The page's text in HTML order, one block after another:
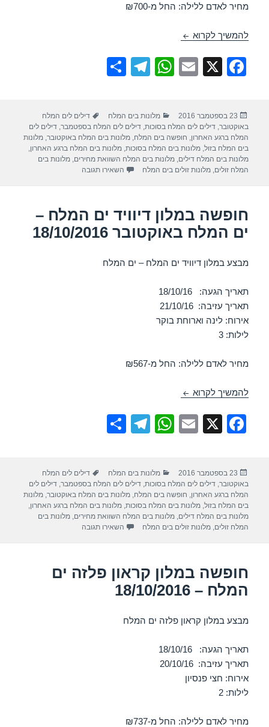
מחיר לאדם ללילה: החל מ-₪700
להמשיך לקרוא חופשה במלון דניאל – ים המלח בסוכות 18/10/2016
F
e
b
o
X
E
W
s
A
p
T
gr
a
m
e
פורסם
בתאריך
23 בספטמבר 2016 קטגוריות
מלונות בים המלח תגיות
דילים לים המלח
באוקטובר ,דילים לים המלח בסוכות ,דילים לים המלח בספטמבר ,דילים לים
המלח ברגע האחרון חופשה בים המלח ,מלונות בים המלח באוקטובר ,מלונות
בים המלח בזול ,מלונות בים המלח בסוכות ,מלונות בים המלח ברגע האחרון
מלונות בים המלח דילים ,מלונות בים המלח השוואת מחירים ,מלונות בים
המלח זולים ,מלונות זולים בים המלח השאירו תגובה
חופשה במלון דיוויד ים המלח –
ים המלח באוקטובר 18/10/2016
מבצע במלון דיוויד ים המלח – ים המלח
תאריך הגעה: 18/10/16
תאריך עזיבה: 21/10/16
אירוח: לינה וארוחת בוקר
לילות: 3
מחיר לאדם ללילה: החל מ-₪567
להמשיך לקרוא חופשה במלון דיוויד ים המלח – ים המלח באוקטובר 18/10/
F
e
b
o
X
E
W
s
A
p
T
gr
a
m
e
פורסם
בתאריך
23 בספטמבר 2016 קטגוריות
מלונות בים המלח תגיות
דילים לים המלח
באוקטובר,דילים לים המלח בסוכות,דילים לים המלח בספטמבר,דילים לים
המלח ברגע האחרון, חופשה בים המלח,מלונות בים המלח באוקטובר,מלונות
בים המלח בזול,מלונות בים המלח בסוכות,מלונות בים המלח ברגע האחרון,
מלונות בים המלח דילים,מלונות בים המלח השוואת מחירים,מלונות בים
המלח זולים,מלונות זולים בים המלח השאירו תגובה
חופשה במלון קראון פלזה ים
המלח – 18/10/2016
מבצע במלון קראון פלזה ים המלח
תאריך הגעה: 18/10/16
תאריך עזיבה: 20/10/16
אירוח: חצי פנסיון
לילות: 2
מחיר לאדם ללילה: החל מ-₪737